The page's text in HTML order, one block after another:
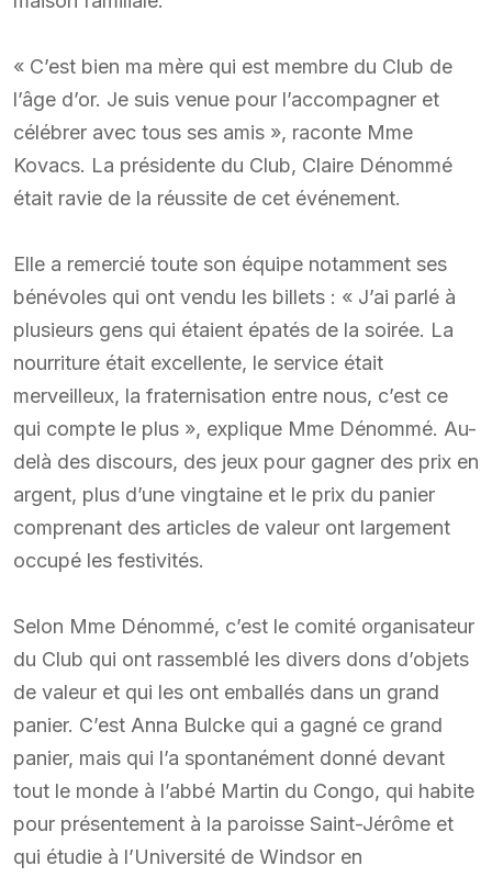
« C’est bien ma mère qui est membre du Club de
l’âge d’or. Je suis venue pour l’accompagner et
célébrer avec tous ses amis », raconte Mme
Kovacs. La présidente du Club, Claire Dénommé
était ravie de la réussite de cet événement.
Elle a remercié toute son équipe notamment ses
bénévoles qui ont vendu les billets : « J’ai parlé à
plusieurs gens qui étaient épatés de la soirée. La
nourriture était excellente, le service était
merveilleux, la fraternisation entre nous, c’est ce
qui compte le plus », explique Mme Dénommé. Au-
delà des discours, des jeux pour gagner des prix en
argent, plus d’une vingtaine et le prix du panier
comprenant des articles de valeur ont largement
occupé les festivités.
Selon Mme Dénommé, c’est le comité organisateur
du Club qui ont rassemblé les divers dons d’objets
de valeur et qui les ont emballés dans un grand
panier. C’est Anna Bulcke qui a gagné ce grand
panier, mais qui l’a spontanément donné devant
tout le monde à l’abbé Martin du Congo, qui habite
pour présentement à la paroisse Saint-Jérôme et
qui étudie à l’Université de Windsor en